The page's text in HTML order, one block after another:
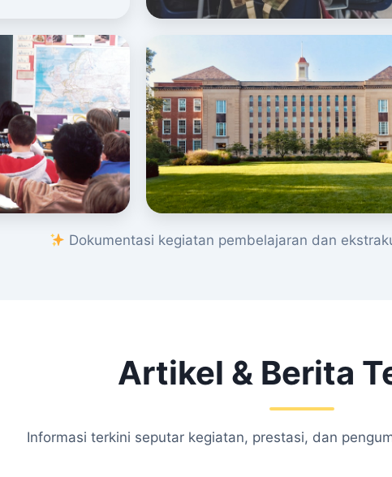
Dokumentasi kegiatan pembelajaran dan
Artikel & Berita
Informasi terkini seputar kegiatan, prestasi, dan